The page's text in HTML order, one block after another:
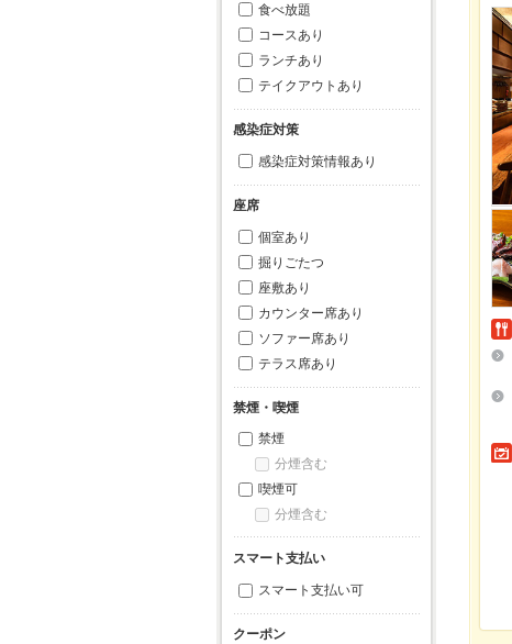
食べ放題
コースあり
ランチあり
テイクアウトあり
感染症対策
感染症対策情報あり
座席
個室あり
掘りごたつ
座敷あり
カウンター席あり
ソファー席あり
テラス席あり
禁煙・喫煙
禁煙
分煙含む
喫煙可
分煙含む
スマート支払い
スマート支払い可
クーポン